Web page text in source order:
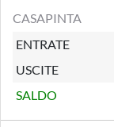
CASAPINTA
ENTRATE
USCITE
SALDO